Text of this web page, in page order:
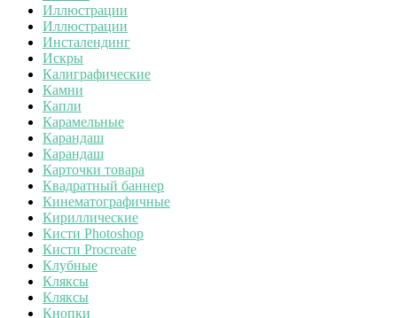
Иллюстрации
Иллюстрации
Инсталендинг
Искры
Калиграфические
Камни
Капли
Карамельные
Карандаш
Карандаш
Карточки товара
Квадратный баннер
Кинематографичные
Кириллические
Кисти Photoshop
Кисти Procreate
Клубные
Кляксы
Кляксы
Кнопки